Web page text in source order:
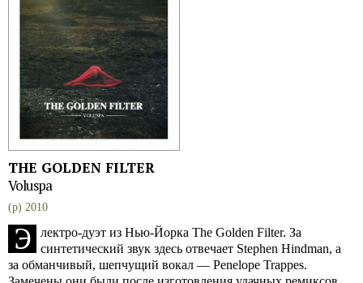
THE GOLDEN FILTER
Voluspa
(p) 2010
Э
лектро-дуэт из Нью-Йорка The Golden Filter. За
синтетический звук здесь отвечает Stephen Hindman, а
за обманчивый, шепчущий вокал — Penelope Trappes.